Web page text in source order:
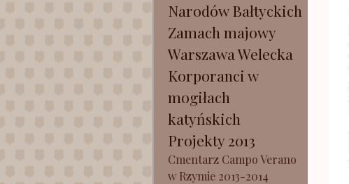
Narodów Bałtyckich
Zamach majowy
Warszawa Welecka
Korporanci w
mogiłach
katyńskich
Projekty 2013
Cmentarz Campo Verano
w Rzymie 2013-2014